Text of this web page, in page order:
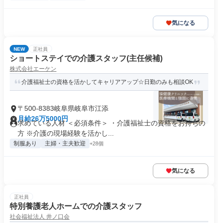
気になる
NEW 正社員
ショートステイでの介護スタッフ(主任候補)
株式会社エーケン
介護福祉士の資格を活かしてキャリアアップ☆日勤のみも相談OK
〒500-8383岐阜県岐阜市江添
月給26万5000円
求めている人材 ＜必須条件＞ ・介護福祉士の資格をお持ちの
方 ※介護の現場経験を活かし...
制服あり 主婦・主夫歓迎 +28個
気になる
正社員
特別養護老人ホームでの介護スタッフ
社会福祉法人 井ノ口会